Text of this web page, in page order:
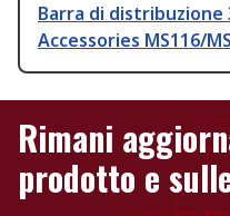
Barra di distribuzione
Accessories MS116/
Rimani
prodotto e